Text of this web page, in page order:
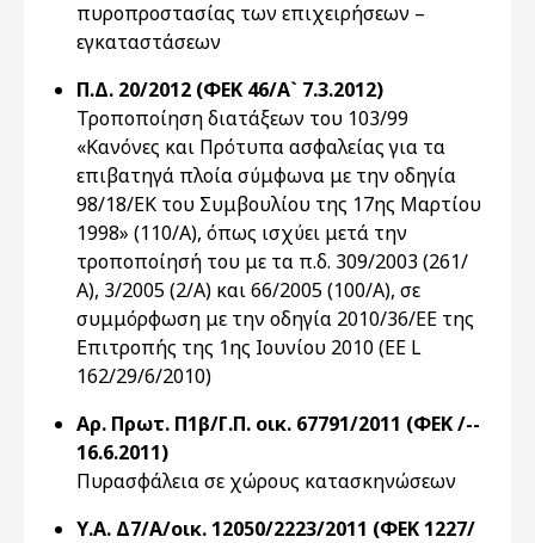
πυροπροστασίας των επιχειρήσεων –
εγκαταστάσεων
Π.Δ. 20/2012 (ΦΕΚ 46/Α` 7.3.2012)
Τροποποίηση διατάξεων του 103/99
«Κανόνες και Πρότυπα ασφαλείας για τα
επιβατηγά πλοία σύμφωνα με την οδηγία
98/18/ΕΚ του Συμβουλίου της 17ης Μαρτίου
1998» (110/Α), όπως ισχύει μετά την
τροποποίησή του με τα π.δ. 309/2003 (261/
Α), 3/2005 (2/Α) και 66/2005 (100/Α), σε
συμμόρφωση με την οδηγία 2010/36/ΕΕ της
Επιτροπής της 1ης Ιουνίου 2010 (EE L
162/29/6/2010)
Αρ. Πρωτ. Π1β/Γ.Π. οικ. 67791/2011 (ΦΕΚ /--
16.6.2011)
Πυρασφάλεια σε χώρους κατασκηνώσεων
Υ.Α. Δ7/Α/οικ. 12050/2223/2011 (ΦΕΚ 1227/